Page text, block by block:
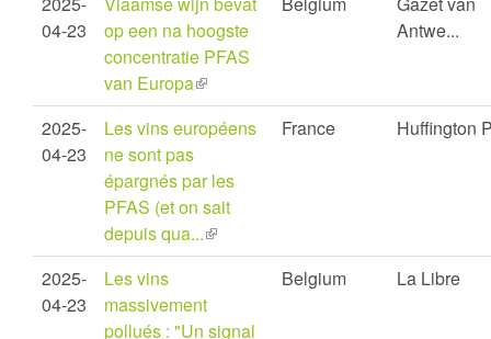
external)
04-23
op een na hoogste
concentratie PFAS
van Europa(link
is
external)
Antwe...
2025-
04-23
Les vins européens
ne sont pas
épargnés par les
PFAS (et on sait
depuis qua...(link
is
France Huffington
2025-
04-23
Les vins
massivement
pollués : "Un signal
Belgium La Libre